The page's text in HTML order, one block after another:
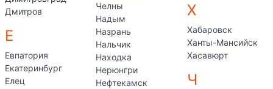
Дмитров
Е
Евпатория
Екатеринбург
Елец
Челны
Надым
Назрань
Нальчик
Находка
Нерюнгри
Нефтекамск
Х
Хабаровск
Ханты-Мансийск
Хасавюрт
Ч